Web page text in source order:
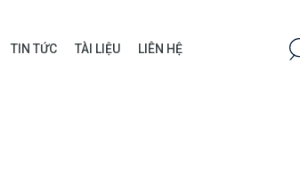
TIN TỨC TÀI LIỆU LIÊN HỆ